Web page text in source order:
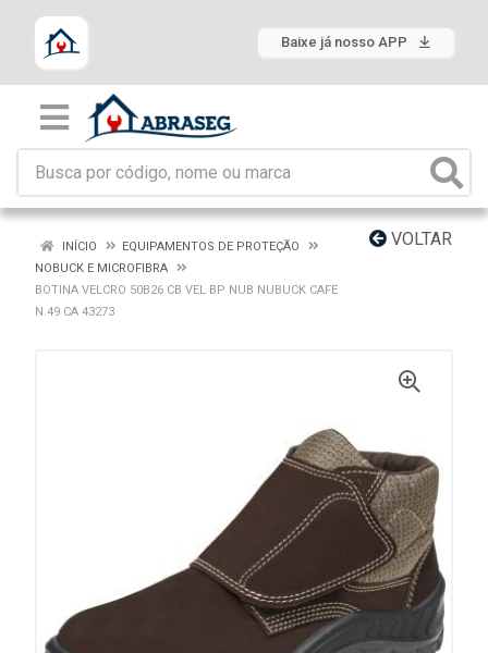
Baixe já nosso APP
VOLTAR
INÍCIO
EQUIPAMENTOS DE PROTEÇÃO
NOBUCK E MICROFIBRA
BOTINA VELCRO 50B26 CB VEL BP NUB NUBUCK CAFE
N.49 CA 43273